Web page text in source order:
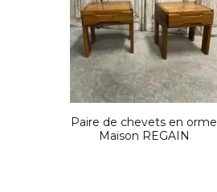
Paire de chevets en orme
Maison REGAIN